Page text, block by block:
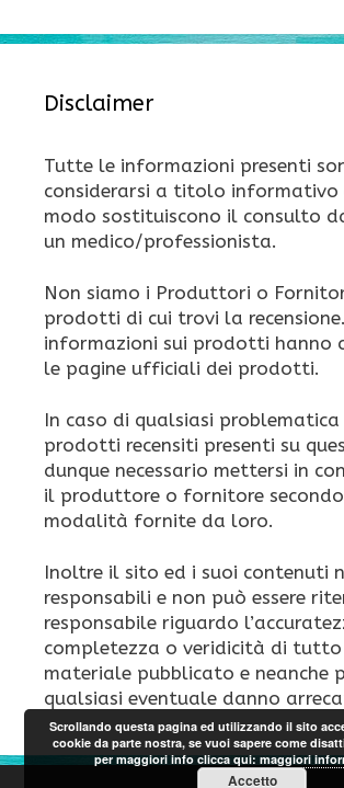
Disclaimer
Tutte le informazioni presenti
considerarsi a titolo informativo
modo sostituiscono il consulto
un medico/professionista.
Non siamo i Produttori o
prodotti di cui trovi la
informazioni sui prodotti hanno
le pagine ufficiali dei prodotti.
In caso di qualsiasi problematica
prodotti recensiti presenti su
dunque necessario mettersi in
il produttore o fornitore
modalità fornite da loro.
Inoltre il sito ed i suoi contenuti
responsabili e non può essere
responsabile riguardo
completezza o veridicità di
materiale pubblicato e neanche
qualsiasi eventuale danno
Scrollando questa pagina ed utilizzando il sito
cookie da parte nostra, se vuoi sapere come
per maggiori info clicca qui:maggiori
Accetto